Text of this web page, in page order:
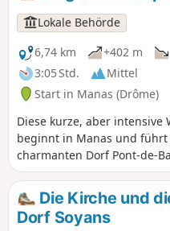
des Plateaus gelangt man
Zugang zu einem
Roche Colombe, die Trois
Berg Couspeau, auf der
zu Saint-Maurice und den
Eysahut, wenn man den Weg
hinuntergeht. Zum
naturbelassener Weg in
Schlucht.
Lokale Behörde
6,74 km
+402 m
3:05 Std.
Mittel
Start in Manas (Drôme)
Diese kurze, aber intensive
beginnt in Manas und führt
charmanten Dorf Pont-de-
es zum Gipfel des Berges
Euphémie hinaufgeht. Von
während des Abstiegs
garantiertes 380°-Panorama.
Die Kirche und
Dorf Soyans